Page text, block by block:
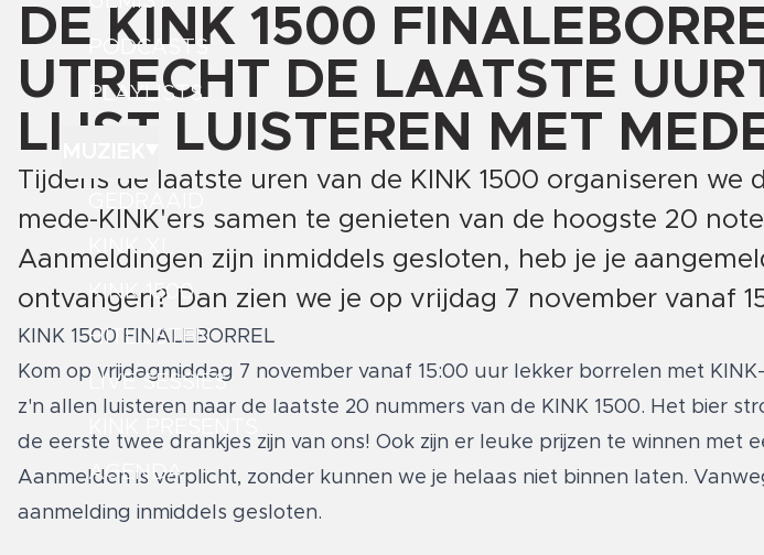
PODCASTS
PLAYLISTS
KINK XL
KINK 1500
HITLIJSTEN
LIVE SESSIES
AGENDA
DE KINK 1500
UTRECHT DE LAATSTE
LIJST LUISTEREN MET
Tijdens de laatste uren van de KINK 1500 organiseren we
mede-KINK'ers samen te genieten van de hoogste 20
Aanmeldingen zijn inmiddels gesloten, heb je je
ontvangen? Dan zien we je op vrijdag 7 november vanaf
KINK 1500 FINALEBORREL
Kom op vrijdagmiddag 7 november vanaf 15:00 uur lekker borrelen met
z'n allen luisteren naar de laatste 20 nummers van de KINK 1500. Het bier
de eerste twee drankjes zijn van ons! Ook zijn er leuke prijzen te winnen met
Aanmelden is verplicht, zonder kunnen we je helaas niet binnen laten.
aanmelding inmiddels gesloten.